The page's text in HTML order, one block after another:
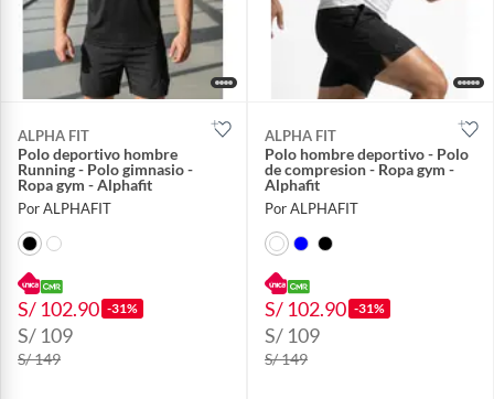
ALPHA FIT
Polo deportivo hombre
Running - Polo gimnasio -
Ropa gym - Alphafit
Por ALPHAFIT
S/ 102.90 -31%
S/ 109
S/ 149
ALPHA FIT
Polo hombre deportivo - Polo
de compresion - Ropa gym -
Alphafit
Por ALPHAFIT
S/ 102.90 -31%
S/ 109
S/ 149